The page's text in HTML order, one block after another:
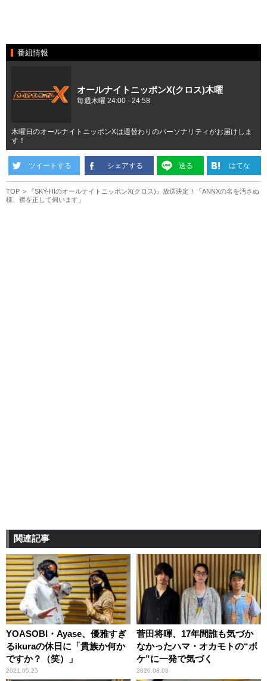
番組情報
オールナイトニッポンX(クロス)木曜
毎週木曜 24:00 - 24:58
木曜日のオールナイトニッポンXは週替わりのパーソナリティがお届けしま
す！
ツイートする シェアする 送る はてな
TOP
『SKY-HIのオールナイトニッポンX(クロス)』放送決定！「ANNXの名を汚さぬ
様、襟を正して伺います」
関連記事
YOASOBI・Ayase、優雅すぎ
るikuraの休日に「貴族か何か
ですか？（笑）」
2021.05.25
菅田将暉、17年間誰も気づか
なかったハマ・オカモトの“ボ
ケ”に一発で気づく
2020.08.03